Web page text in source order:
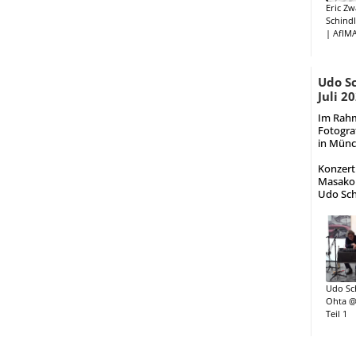
Eric
|
Udo
Juli
Im
in
Udo
Udo
Ohta
Teil 1